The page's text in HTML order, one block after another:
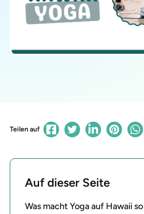
Teilen auf
Auf dieser Seite
Was macht Yoga auf Hawaii